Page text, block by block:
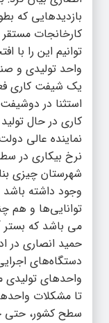
بازدیدهایی که
کارخانجات
توانیم این را با
واحد تولیدی و
یک شیفت کاری
استثنا در
کاری در حال
نماینده عالی
نرخ بیکاری در
شهرستان چیزی
وجود داشته
توانایی‌ها و
می باشد که
حمید انصاری در
دستگاه‌های
واحدهای تولیدی
تا مشکلات
سطح کشور، حتی